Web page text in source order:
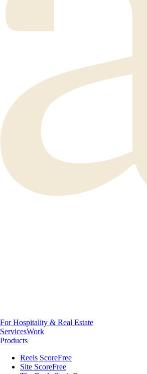
For Hospitality & Real Estate
ServicesWork
Products
Reels ScoreFree
Site ScoreFree